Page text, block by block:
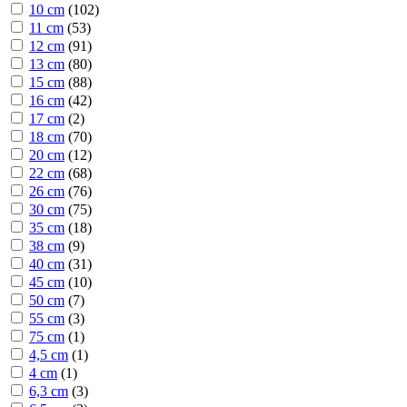
10 cm (102)
11 cm (53)
12 cm (91)
13 cm (80)
15 cm (88)
16 cm (42)
17 cm (2)
18 cm (70)
20 cm (12)
22 cm (68)
26 cm (76)
30 cm (75)
35 cm (18)
38 cm (9)
40 cm (31)
45 cm (10)
50 cm (7)
55 cm (3)
75 cm (1)
4,5 cm (1)
4 cm (1)
6,3 cm (3)